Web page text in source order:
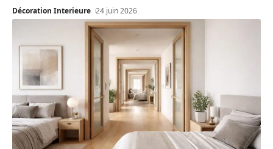
Décoration Interieure 24 juin 2026